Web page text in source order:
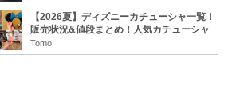
【2026夏】ディズニーカチューシャ一覧！
販売状況&値段まとめ！人気カチューシャ
をチェック
Tomo